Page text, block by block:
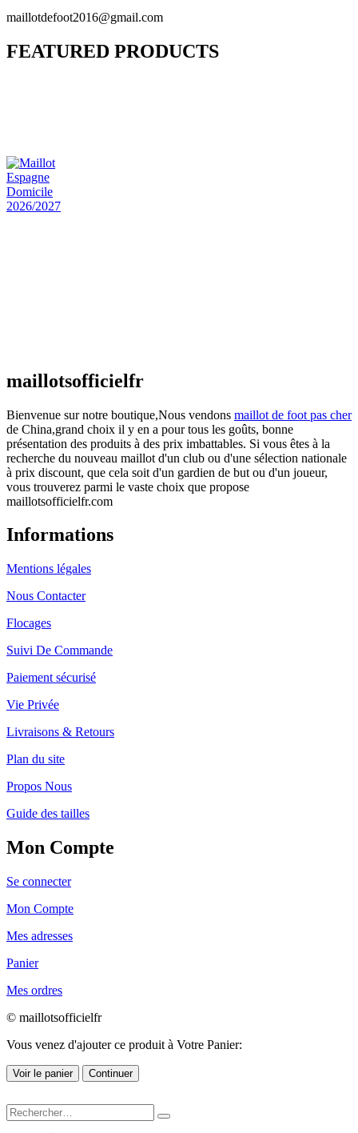
maillotdefoot2016@gmail.com
FEATURED PRODUCTS
maillotsofficielfr
Bienvenue sur notre boutique,Nous vendons maillot de foot pas cher
de China,grand choix il y en a pour tous les goûts, bonne
présentation des produits à des prix imbattables. Si vous êtes à la
recherche du nouveau maillot d'un club ou d'une sélection nationale
à prix discount, que cela soit d'un gardien de but ou d'un joueur,
vous trouverez parmi le vaste choix que propose
maillotsofficielfr.com
Informations
Mentions légales
Nous Contacter
Flocages
Suivi De Commande
Paiement sécurisé
Vie Privée
Livraisons & Retours
Plan du site
Propos Nous
Guide des tailles
Mon Compte
Se connecter
Mon Compte
Mes adresses
Panier
Mes ordres
© maillotsofficielfr
Vous venez d'ajouter ce produit à Votre Panier:
Voir le panier Continuer